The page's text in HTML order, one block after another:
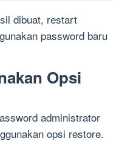
dibuat, restart
password baru
Opsi
administrator
opsi restore.